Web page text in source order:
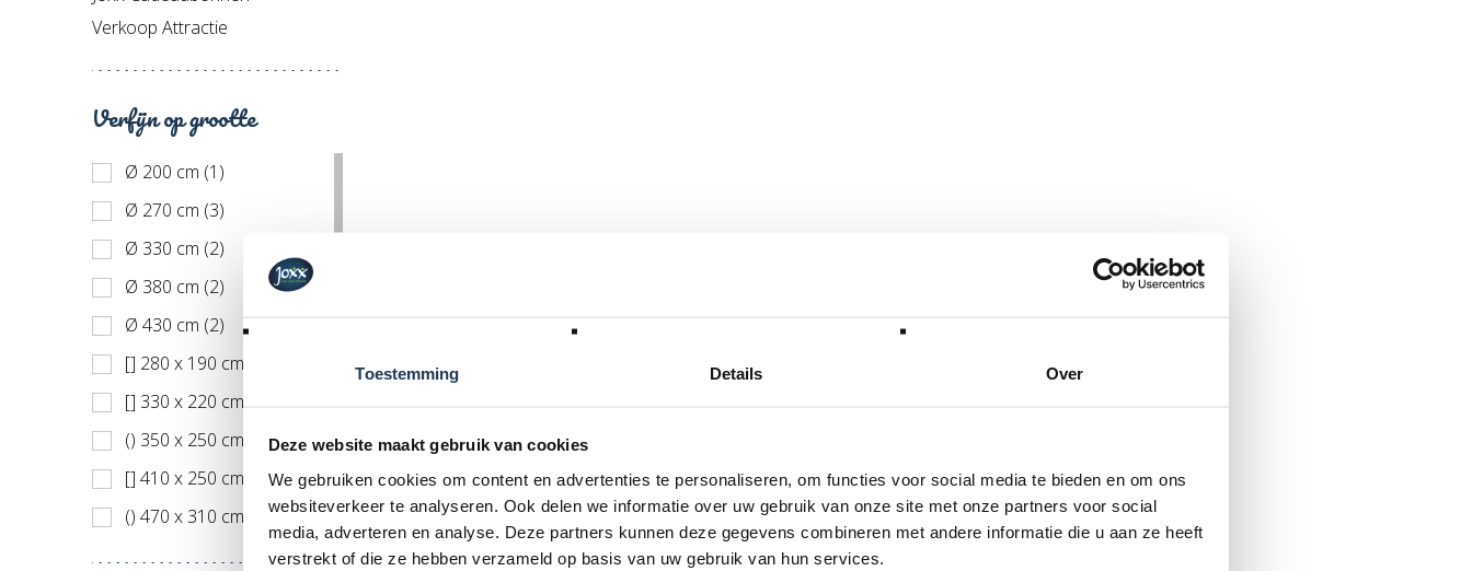
Toestemming Details Over
Deze website maakt gebruik van cookies
We gebruiken cookies om content en advertenties te personaliseren, om functies voor social media te bieden en om ons
websiteverkeer te analyseren. Ook delen we informatie over uw gebruik van onze site met onze partners voor social
media, adverteren en analyse. Deze partners kunnen deze gegevens combineren met andere informatie die u aan ze heeft
verstrekt of die ze hebben verzameld op basis van uw gebruik van hun services.
Verkoop Attractie
Verfijn op grootte
Ø 200 cm (1)
Ø 270 cm (3)
Ø 330 cm (2)
Ø 380 cm (2)
Ø 430 cm (2)
[] 280 x 190 cm (2)
[] 330 x 220 cm (2)
() 350 x 250 cm (2)
[] 410 x 250 cm (2)
() 470 x 310 cm (2)
[] 500 x 300 cm (2)